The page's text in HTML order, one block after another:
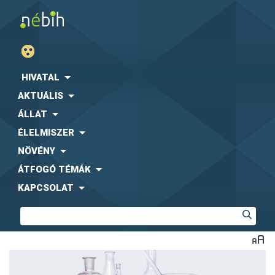
HIVATAL
AKTUÁLIS
ÁLLAT
ÉLELMISZER
NÖVÉNY
ÁTFOGÓ TÉMÁK
KAPCSOLAT